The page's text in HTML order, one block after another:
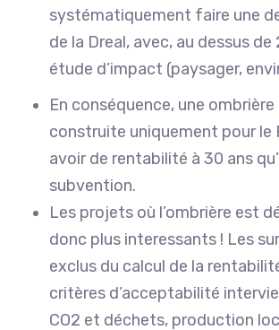
systématiquement faire une
de la Dreal, avec, au dessus de
étude d’impact (paysager,
En conséquence, une
construite uniquement pour le
avoir de rentabilité à 30 ans
subvention.
Les projets où l’ombrière est
donc plus interessants ! Les
exclus du calcul de la
critères d’acceptabilité
CO2 et déchets, production